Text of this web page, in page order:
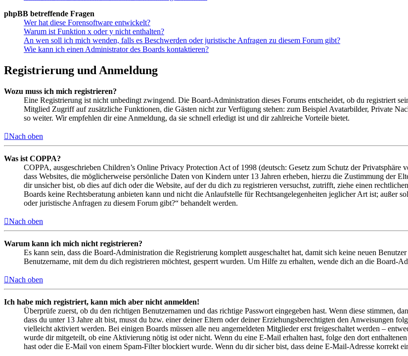
phpBB betreffende Fragen
Wer hat diese Forensoftware entwickelt?
Warum ist Funktion x oder y nicht enthalten?
An wen soll ich mich wenden, falls es Beschwerden oder juristische Anfragen zu diesem Forum gibt?
Wie kann ich einen Administrator des Boards kontaktieren?
Registrierung und Anmeldung
Wozu muss ich mich registrieren?
Eine Registrierung ist nicht unbedingt zwingend. Die Board-Administration dieses Forums entscheidet, ob du registriert
Mitglied Zugriff auf zusätzliche Funktionen, die Gästen nicht zur Verfügung stehen: zum Beispiel Avatarbilder, Private
so weiter. Wir empfehlen dir eine Anmeldung, da sie schnell erledigt ist und dir zahlreiche Vorteile bietet.
Nach oben
Was ist COPPA?
COPPA, ausgeschrieben Children’s Online Privacy Protection Act of 1998 (deutsch: Gesetz zum Schutz der
dass Websites, die möglicherweise persönliche Daten von Kindern unter 13 Jahren erheben, hierzu die Zustimmung der
dir unsicher bist, ob dies auf dich oder die Website, auf der du dich zu registrieren versuchst, zutrifft, ziehe einen
Boards keine Rechtsberatung anbieten kann und nicht die Anlaufstelle für Rechtsangelegenheiten jeglicher Art ist; außer
oder juristische Anfragen zu diesem Forum gibt?“ behandelt werden.
Nach oben
Warum kann ich mich nicht registrieren?
Es kann sein, dass die Board-Administration die Registrierung komplett ausgeschaltet hat, damit sich keine neuen
Benutzername, mit dem du dich registrieren möchtest, gesperrt wurden. Um Hilfe zu erhalten, wende dich an die Board-
Nach oben
Ich habe mich registriert, kann mich aber nicht anmelden!
Überprüfe zuerst, ob du den richtigen Benutzernamen und das richtige Passwort eingegeben hast. Wenn diese stimmen,
dass du unter 13 Jahre alt bist, musst du bzw. einer deiner Eltern oder deiner Erziehungsberechtigten den Anweisungen
vielleicht aktiviert werden. Bei einigen Boards müssen alle neu angemeldeten Mitglieder erst freigeschaltet werden –
wurde dir mitgeteilt, ob eine Aktivierung nötig ist oder nicht. Wenn du eine E-Mail erhalten hast, folge den dort
hast oder die E-Mail von einem Spam-Filter blockiert wurde. Wenn du dir sicher bist, dass deine E-Mail-Adresse korrekt